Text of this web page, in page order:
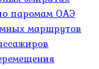
паромам ОАЭ
маршрутов